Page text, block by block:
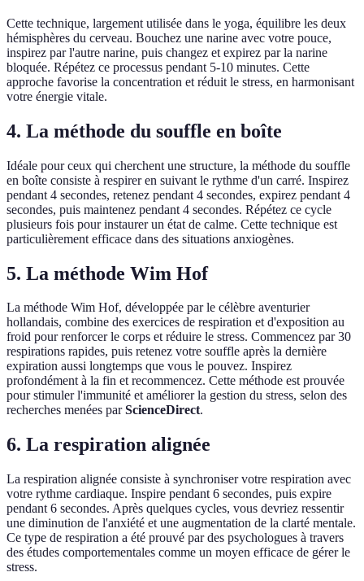
Cette technique, largement utilisée dans le yoga, équilibre les deux
hémisphères du cerveau. Bouchez une narine avec votre pouce,
inspirez par l'autre narine, puis changez et expirez par la narine
bloquée. Répétez ce processus pendant 5-10 minutes. Cette
approche favorise la concentration et réduit le stress, en harmonisant
votre énergie vitale.
4. La méthode du souffle en boîte
Idéale pour ceux qui cherchent une structure, la méthode du souffle
en boîte consiste à respirer en suivant le rythme d'un carré. Inspirez
pendant 4 secondes, retenez pendant 4 secondes, expirez pendant 4
secondes, puis maintenez pendant 4 secondes. Répétez ce cycle
plusieurs fois pour instaurer un état de calme. Cette technique est
particulièrement efficace dans des situations anxiogènes.
5. La méthode Wim Hof
La méthode Wim Hof, développée par le célèbre aventurier
hollandais, combine des exercices de respiration et d'exposition au
froid pour renforcer le corps et réduire le stress. Commencez par 30
respirations rapides, puis retenez votre souffle après la dernière
expiration aussi longtemps que vous le pouvez. Inspirez
profondément à la fin et recommencez. Cette méthode est prouvée
pour stimuler l'immunité et améliorer la gestion du stress, selon des
recherches menées parScienceDirect.
6. La respiration alignée
La respiration alignée consiste à synchroniser votre respiration avec
votre rythme cardiaque. Inspire pendant 6 secondes, puis expire
pendant 6 secondes. Après quelques cycles, vous devriez ressentir
une diminution de l'anxiété et une augmentation de la clarté mentale.
Ce type de respiration a été prouvé par des psychologues à travers
des études comportementales comme un moyen efficace de gérer le
stress.